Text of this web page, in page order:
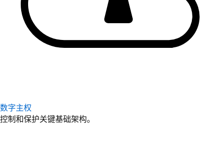
数字主权
控制和保护关键基础架构。